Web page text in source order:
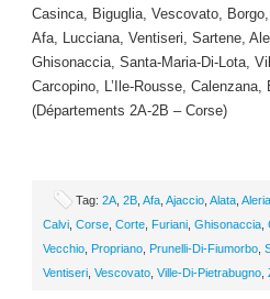
Casinca, Biguglia, Vescovato,
Afa, Lucciana, Ventiseri, Sartene,
Ghisonaccia, Santa-Maria-Di-Lota,
Carcopino, L’Ile-Rousse,
(Départements 2A-2B – Corse)
Tag: 2A 2B Afa Ajaccio Alata Aleria
Calvi Corse Corte Furiani Ghisonaccia
Vecchio Propriano Prunelli-Di-Fiumorbo
Ventiseri Vescovato Ville-Di-Pietrabugno